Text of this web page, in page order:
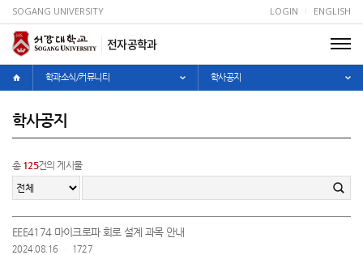
SOGANG UNIVERSITY LOGIN ENGLISH
전자공학과
학과소식/커뮤니티 학사공지
학사공지
총 125건의 게시물
EEE4174 마이크로파 회로 설계 과목 안내
2024.08.16 1727